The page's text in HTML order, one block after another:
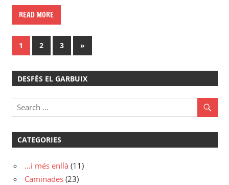
READ MORE
Paginació
les
entrades
1 2 3
Next
Posts
»
DESFÉS EL GARBUIX
CATEGORIES
…i més enllà (11)
Caminades (23)